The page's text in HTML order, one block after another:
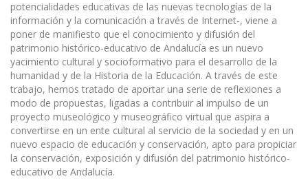
potencialidades educativas de las nuevas tecnologías de la
información y la comunicación a través de Internet-, viene a
poner de manifiesto que el conocimiento y difusión del
patrimonio histórico-educativo de Andalucía es un nuevo
yacimiento cultural y socioformativo para el desarrollo de la
humanidad y de la Historia de la Educación. A través de este
trabajo, hemos tratado de aportar una serie de reflexiones a
modo de propuestas, ligadas a contribuir al impulso de un
proyecto museológico y museográfico virtual que aspira a
convertirse en un ente cultural al servicio de la sociedad y en un
nuevo espacio de educación y conservación, apto para propiciar
la conservación, exposición y difusión del patrimonio histórico-
educativo de Andalucía.